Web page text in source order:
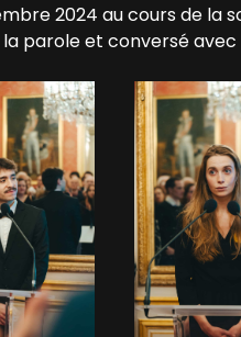
2024 au cours de la
parole et conversé